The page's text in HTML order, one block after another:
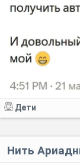
Дети
Нить